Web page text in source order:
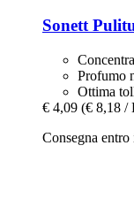
Sonett
Profumo
Ottima
€ 4,09 (€ 8,18 /
Consegna